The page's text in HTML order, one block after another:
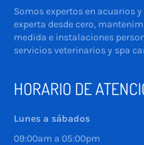
Somos expertos en acuarios
experta desde cero,
medida e instalaciones
servicios veterinarios y spa
HORARIO DE
Lunes a sábados
09:00am a 05:00pm